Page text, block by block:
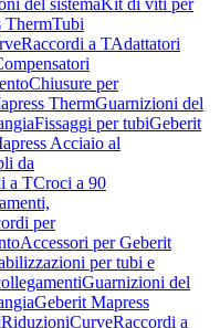
del sistemaKit di viti per
ThermTubi
Raccordi a TAdattatori
Chiusure per
ThermGuarnizioni del
Fissaggi per tubiGeberit
Acciaio al
da
a TCroci a 90
per
Accessori per Geberit
per tubi e
Guarnizioni del
Geberit Mapress
RiduzioniCurveRaccordi a